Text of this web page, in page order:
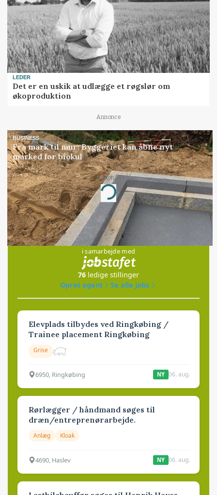
LEDER
Det er en uskik at udlægge et røgslør om
økoproduktion
Annonce
BUSINESS
Fra mark til mur: Byggeriet kan åbne nyt
marked for biokul
Annonce
Loading...
Jobs
i samarbejde med
76 ledige stillinger
Opret agent
Se alle jobs
Elevplads tilbydes ved Ringkøbing /
Trainee placement Ringkøbing
Grise
6950, Ringkøbing NY 06. aug.
Rørlægger / håndmand søges til
dræn/entreprenørarbejde.
Anlæg Kloak
4690, Haslev NY 06. aug.